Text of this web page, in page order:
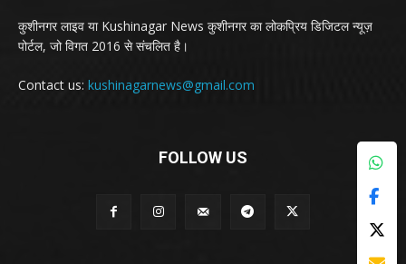
कुशीनगर लाइव या Kushinagar News कुशीनगर का लोकप्रिय डिजिटल न्यूज़
पोर्टल, जो विगत 2016 से संचलित है।
Contact us: kushinagarnews@gmail.com
FOLLOW US